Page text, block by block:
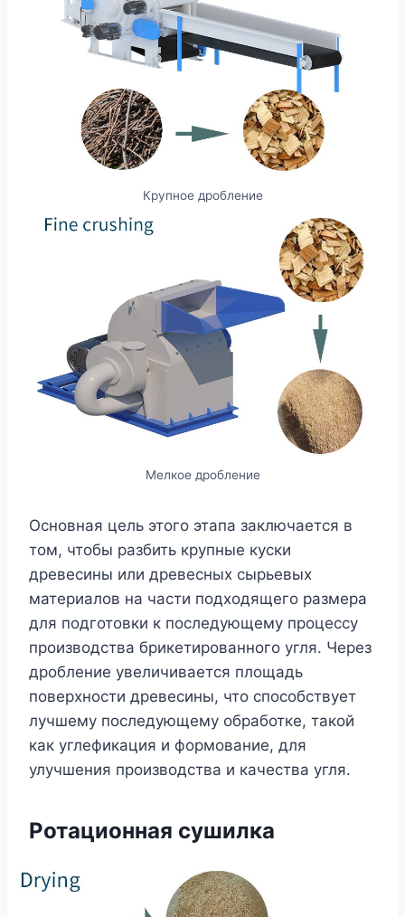
Крупное дробление
Мелкое дробление
Основная цель этого этапа заключается в
том, чтобы разбить крупные куски
древесины или древесных сырьевых
материалов на части подходящего размера
для подготовки к последующему процессу
производства брикетированного угля. Через
дробление увеличивается площадь
поверхности древесины, что способствует
лучшему последующему обработке, такой
как углефикация и формование, для
улучшения производства и качества угля.
Ротационная сушилка